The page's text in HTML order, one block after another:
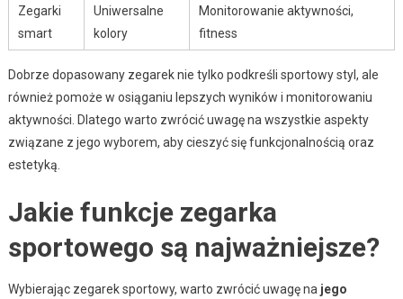
Zegarki
smart
Uniwersalne
kolory
Monitorowanie aktywności,
fitness
Dobrze dopasowany zegarek nie tylko podkreśli sportowy styl, ale
również pomoże w osiąganiu lepszych wyników i monitorowaniu
aktywności. Dlatego warto zwrócić uwagę na wszystkie aspekty
związane z jego wyborem, aby cieszyć się funkcjonalnością oraz
estetyką.
Jakie funkcje zegarka
sportowego są najważniejsze?
Wybierając zegarek sportowy, warto zwrócić uwagę na jego